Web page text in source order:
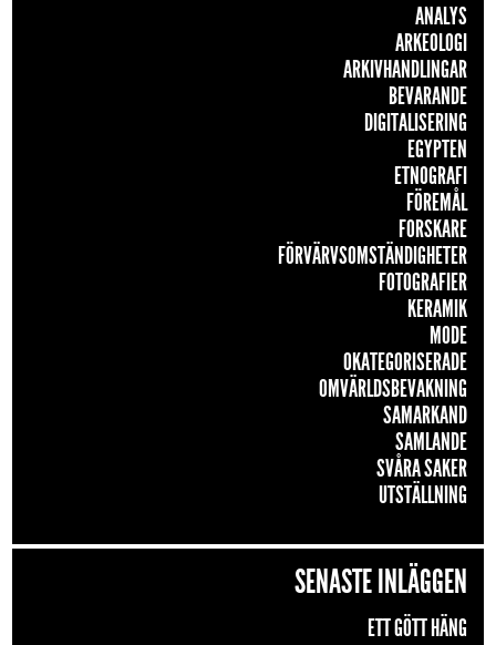
ANALYS
ARKEOLOGI
ARKIVHANDLINGAR
BEVARANDE
DIGITALISERING
EGYPTEN
ETNOGRAFI
FÖREMÅL
FORSKARE
FÖRVÄRVSOMSTÄNDIGHETER
FOTOGRAFIER
KERAMIK
MODE
OKATEGORISERADE
OMVÄRLDSBEVAKNING
SAMARKAND
SAMLANDE
SVÅRA SAKER
UTSTÄLLNING
SENASTE INLÄGGEN
ETT GÖTT HÄNG